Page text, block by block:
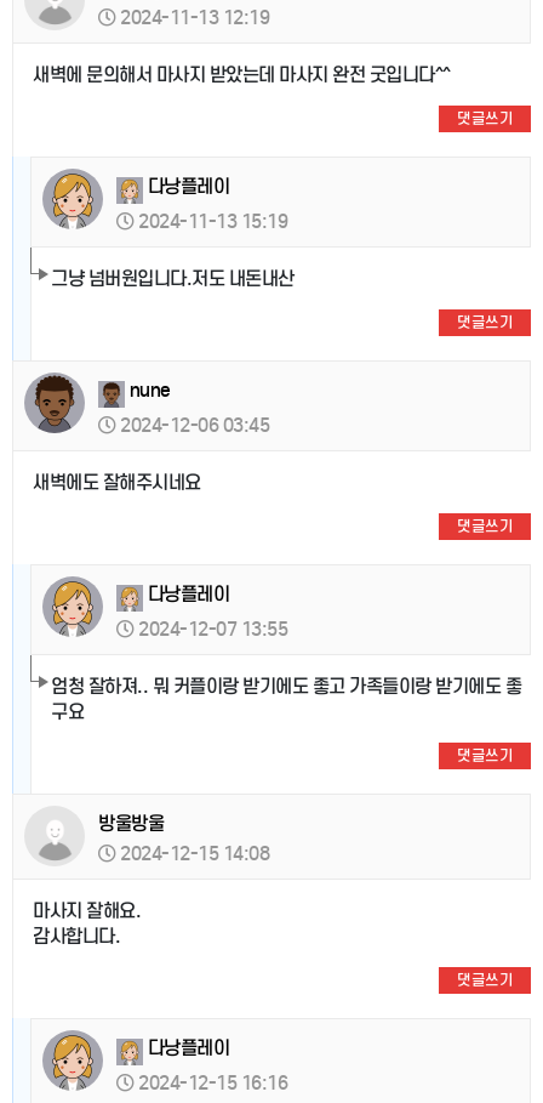
2024-11-13 12:19
새벽에 문의해서 마사지 받았는데 마사지 완전 굿입니다^^
댓글쓰기
다낭플레이
2024-11-13 15:19
그냥 넘버원입니다.저도 내돈내산
댓글쓰기
nune
2024-12-06 03:45
새벽에도 잘해주시네요
댓글쓰기
다낭플레이
2024-12-07 13:55
엄청 잘하져.. 뭐 커플이랑 받기에도 좋고 가족들이랑 받기에도 좋
구요
댓글쓰기
방울방울
2024-12-15 14:08
마사지 잘해요.
감사합니다.
댓글쓰기
다낭플레이
2024-12-15 16:16